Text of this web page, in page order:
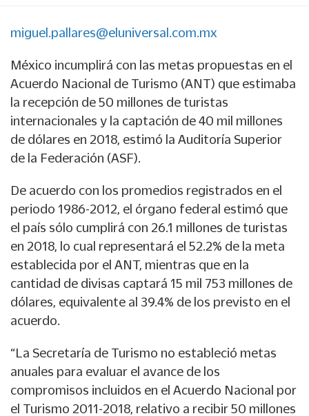
miguel.pallares@eluniversal.com.mx
México incumplirá con las metas propuestas en el
Acuerdo Nacional de Turismo (ANT) que estimaba
la recepción de 50 millones de turistas
internacionales y la captación de 40 mil millones
de dólares en 2018, estimó la Auditoría Superior
de la Federación (ASF).
De acuerdo con los promedios registrados en el
periodo 1986-2012, el órgano federal estimó que
el país sólo cumplirá con 26.1 millones de turistas
en 2018, lo cual representará el 52.2% de la meta
establecida por el ANT, mientras que en la
cantidad de divisas captará 15 mil 753 millones de
dólares, equivalente al 39.4% de los previsto en el
acuerdo.
“La Secretaría de Turismo no estableció metas
anuales para evaluar el avance de los
compromisos incluidos en el Acuerdo Nacional por
el Turismo 2011-2018, relativo a recibir 50 millones